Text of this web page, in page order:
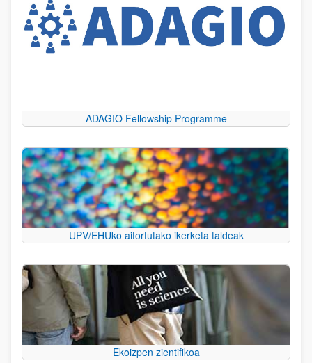
ADAGIO Fellowship Programme
UPV/EHUko aitortutako ikerketa taldeak
Ekoizpen zientifikoa